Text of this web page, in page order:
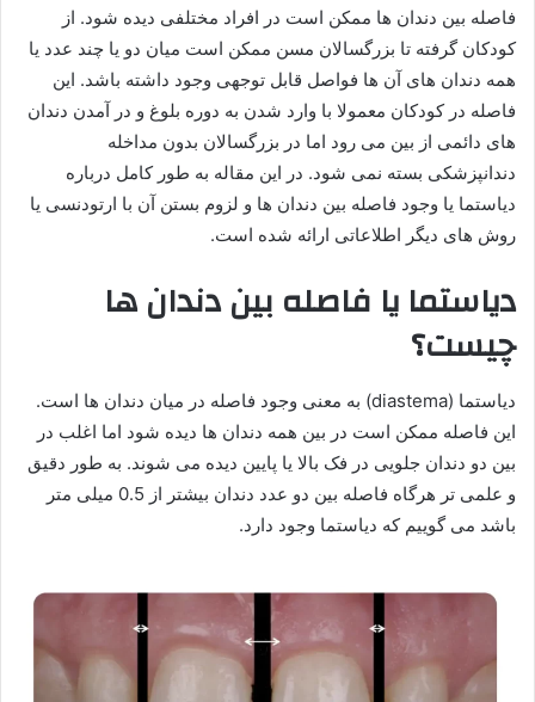
فاصله بین دندان ها ممکن است در افراد مختلفی دیده شود. از
کودکان گرفته تا بزرگسالان مسن ممکن است میان دو یا چند عدد یا
همه دندان های آن ها فواصل قابل توجهی وجود داشته باشد. این
فاصله در کودکان معمولا با وارد شدن به دوره بلوغ و در آمدن دندان
های دائمی از بین می رود اما در بزرگسالان بدون مداخله
دندانپزشکی بسته نمی شود. در این مقاله به طور کامل درباره
دیاستما یا وجود فاصله بین دندان ها و لزوم بستن آن با ارتودنسی یا
روش های دیگر اطلاعاتی ارائه شده است.
دیاستما یا فاصله بین دندان ها
چیست؟
دیاستما (diastema) به معنی وجود فاصله در میان دندان ها است.
این فاصله ممکن است در بین همه دندان ها دیده شود اما اغلب در
بین دو دندان جلویی در فک بالا یا پایین دیده می شوند. به طور دقیق
و علمی تر هرگاه فاصله بین دو عدد دندان بیشتر از 0.5 میلی متر
باشد می گوییم که دیاستما وجود دارد.